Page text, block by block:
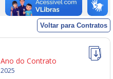
Voltar para Contratos
Ano do Contrato
2025